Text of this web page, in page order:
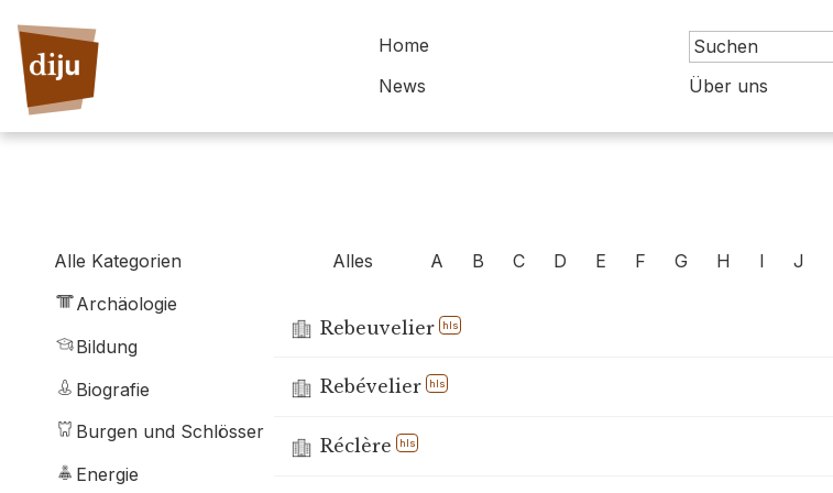
Home
News
Über uns
Alle Kategorien
Archäologie
Bildung
Biografie
Burgen und Schlösser
Energie
Alles A B C D E F G H I J
Rebeuvelier hls
Rebévelier hls
Réclère hls